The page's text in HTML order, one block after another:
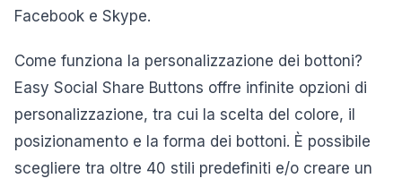
Facebook e Skype.
Come funziona la personalizzazione dei bottoni?
Easy Social Share Buttons offre infinite opzioni di
personalizzazione, tra cui la scelta del colore, il
posizionamento e la forma dei bottoni. È possibile
scegliere tra oltre 40 stili predefiniti e/o creare un